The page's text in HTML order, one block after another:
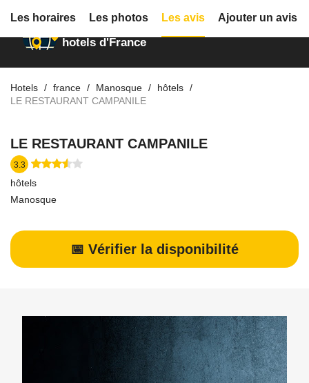
Annuaire des
hotels d'France
Hotels france Manosque
hôtels
LE RESTAURANT CAMPANILE
LE RESTAURANT CAMPANILE
3.3
hôtels
Manosque
📅 Vérifier la disponibilité
Les horaires Les photos Les avis Ajouter un avis